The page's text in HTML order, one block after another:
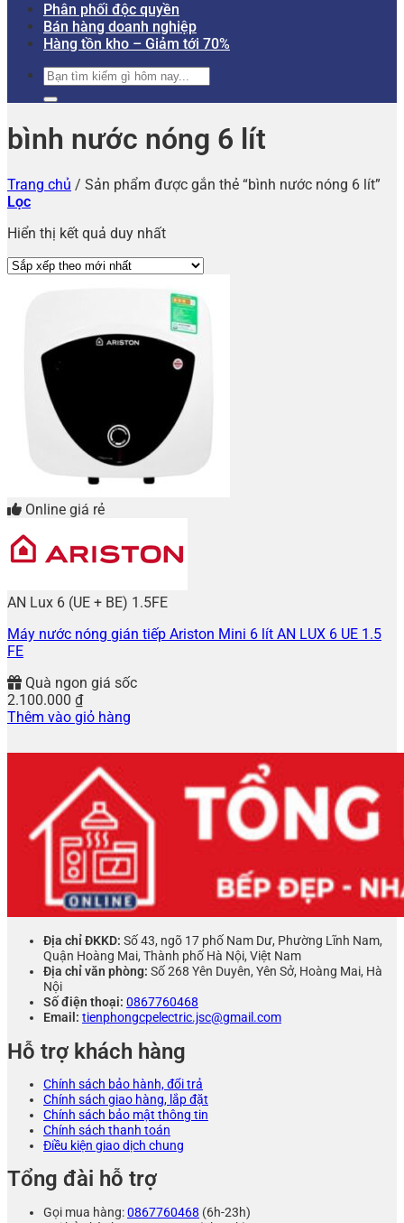
Phân phối độc quyền
Bán hàng doanh nghiệp
Hàng tồn kho – Giảm tới 70%
Tìm
kiếm:
bình nước nóng 6 lít
Trang chủ / Sản phẩm được gắn thẻ “bình nước nóng 6 lít”
Lọc
Hiển thị kết quả duy nhất
Online giá rẻ
AN Lux 6 (UE + BE) 1.5FE
Máy nước nóng gián tiếp Ariston Mini 6 lít AN LUX 6 UE 1.5
FE
Quà ngon giá sốc
2.100.000 ₫
Thêm vào giỏ hàng
Địa chỉ ĐKKD: Số 43, ngõ 17 phố Nam Dư, Phường Lĩnh Nam,
Quận Hoàng Mai, Thành phố Hà Nội, Việt Nam
Địa chỉ văn phòng: Số 268 Yên Duyên, Yên Sở, Hoàng Mai, Hà
Nội
Số điện thoại: 0867760468
Email: tienphongcpelectric.jsc@gmail.com
Hỗ trợ khách hàng
Chính sách bảo hành, đổi trả
Chính sách giao hàng, lắp đặt
Chính sách bảo mật thông tin
Chính sách thanh toán
Điều kiện giao dịch chung
Tổng đài hỗ trợ
Gọi mua hàng:0867760468 (6h-23h)